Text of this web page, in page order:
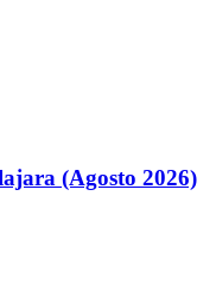
(Agosto 2026)